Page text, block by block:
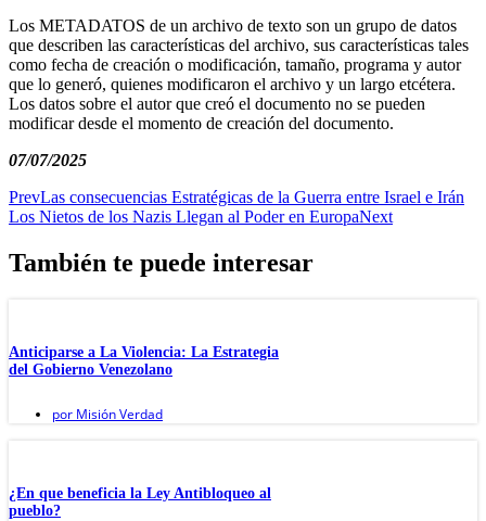
Los METADATOS de un archivo de texto son un grupo de datos
que describen las características del archivo, sus características tales
como fecha de creación o modificación, tamaño, programa y autor
que lo generó, quienes modificaron el archivo y un largo etcétera.
Los datos sobre el autor que creó el documento no se pueden
modificar desde el momento de creación del documento.
07/07/2025
PrevLas consecuencias Estratégicas de la Guerra entre Israel e Irán
Los Nietos de los Nazis Llegan al Poder en EuropaNext
También te puede interesar
Anticiparse a La Violencia: La Estrategia
del Gobierno Venezolano
por Misión Verdad
¿En que beneficia la Ley Antibloqueo al
pueblo?